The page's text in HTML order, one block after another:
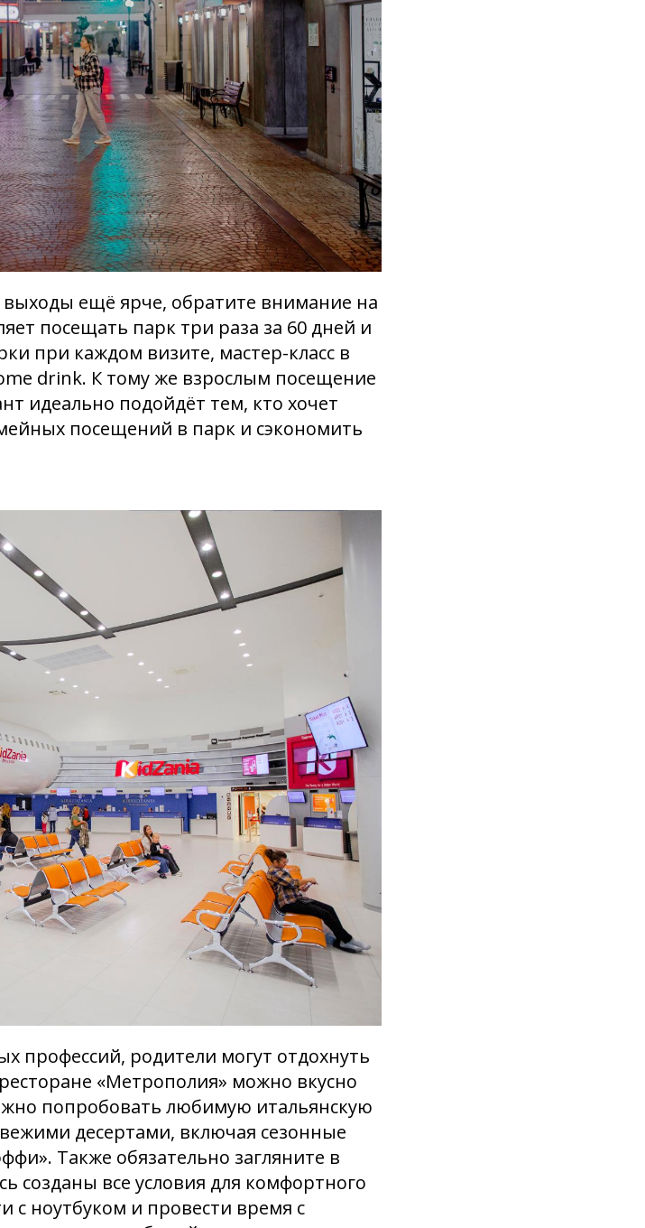
выходы ещё ярче, обратите внимание на
посещать парк три раза за 60 дней и
при каждом визите, мастер-класс в
drink. К тому же взрослым посещение
идеально подойдёт тем, кто хочет
посещений в парк и сэкономить
профессий, родители могут отдохнуть
«Метрополия» можно вкусно
попробовать любимую итальянскую
десертами, включая сезонные
Также обязательно загляните в
созданы все условия для комфортного
ноутбуком и провести время с